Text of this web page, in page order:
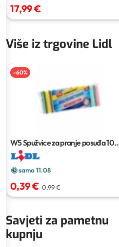
17,99 €
Više iz trgovine Lidl
-60%
W5 Spužvice za pranje posuđa10
kom
samo 11.08
0,39 € 0,99 €
Savjeti za pametnu
kupnju